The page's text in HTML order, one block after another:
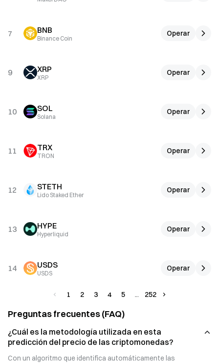
7 BNB
Binance Coin
Operar
9 XRP
XRP
Operar
10 SOL
Solana
Operar
11 TRX
TRON
Operar
12 STETH
Lido Staked Ether
Operar
13 HYPE
Hyperliquid
Operar
14 USDS
USDS
Operar
1 2 3 4 5 252
Preguntas frecuentes (FAQ)
¿Cuál es la metodología utilizada en esta
predicción del precio de las criptomonedas?
Con un algoritmo que identifica automáticamente las